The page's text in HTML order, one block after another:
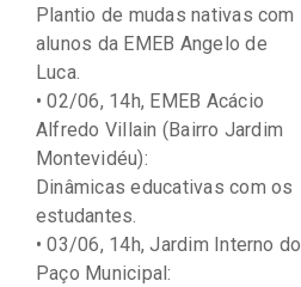
Plantio de mudas nativas com
alunos da EMEB Angelo de
Luca.
• 02/06, 14h, EMEB Acácio
Alfredo Villain (Bairro Jardim
Montevidéu):
Dinâmicas educativas com os
estudantes.
• 03/06, 14h, Jardim Interno do
Paço Municipal: